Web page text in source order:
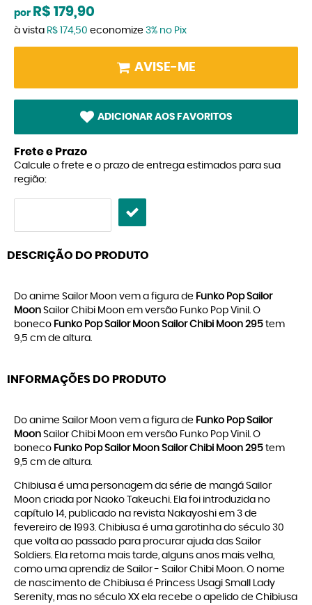
por R$ 179,90
à vista R$ 174,50 economize 3% no Pix
AVISE-ME
ADICIONAR AOS FAVORITOS
Frete e Prazo
Calcule o frete e o prazo de entrega estimados para sua
região:
DESCRIÇÃO DO PRODUTO
Do anime Sailor Moon vem a figura de Funko Pop Sailor
Moon Sailor Chibi Moon em versão Funko Pop Vinil. O
boneco Funko Pop Sailor Moon Sailor Chibi Moon 295 tem
9,5 cm de altura.
INFORMAÇÕES DO PRODUTO
Do anime Sailor Moon vem a figura de Funko Pop Sailor
Moon Sailor Chibi Moon em versão Funko Pop Vinil. O
boneco Funko Pop Sailor Moon Sailor Chibi Moon 295 tem
9,5 cm de altura.
Chibiusa é uma personagem da série de mangá Sailor
Moon criada por Naoko Takeuchi. Ela foi introduzida no
capítulo 14, publicado na revista Nakayoshi em 3 de
fevereiro de 1993. Chibiusa é uma garotinha do século 30
que volta ao passado para procurar ajuda das Sailor
Soldiers. Ela retorna mais tarde, alguns anos mais velha,
como uma aprendiz de Sailor - Sailor Chibi Moon. O nome
de nascimento de Chibiusa é Princess Usagi Small Lady
Serenity, mas no século XX ela recebe o apelido de Chibiusa